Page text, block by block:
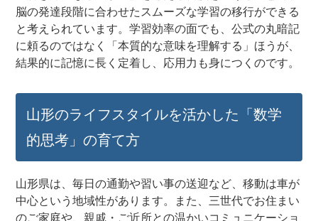
脳の発達段階に合わせたスムーズな学習の移行ができる
と考えられています。学習効率の面でも、公式の丸暗記
に頼るのではなく「本質的な意味を理解する」ほうが、
結果的に記憶に長く定着し、応用力も身につくのです。
山形のライフスタイルを活かした「数学
的思考」の育て方
山形県は、毎日の通勤や習い事の送迎など、移動は車が
中心という地域性があります。また、三世代でお住まい
のご家庭や、親戚・ご近所との温かいコミュニケーショ